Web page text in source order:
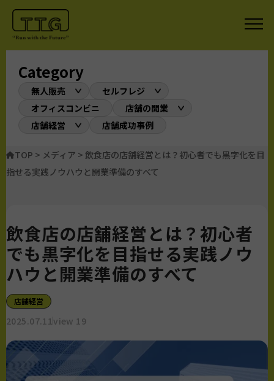
Category
無人販売
セルフレジ
オフィスコンビニ
店舗の開業
店舗経営
店舗成功事例
TOP > メディア > 飲食店の店舗経営とは？初心者でも黒字化を目
指せる実践ノウハウと開業準備のすべて
飲食店の店舗経営とは？初心者
でも黒字化を目指せる実践ノウ
ハウと開業準備のすべて
店舗経営
2025.07.11view 19